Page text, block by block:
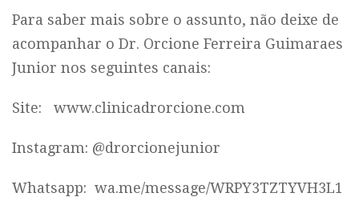
Para saber mais sobre o assunto, não deixe de
acompanhar o Dr. Orcione Ferreira Guimaraes
Junior nos seguintes canais:
Site: www.clinicadrorcione.com
Instagram: @drorcionejunior
Whatsapp: wa.me/message/WRPY3TZTYVH3L1